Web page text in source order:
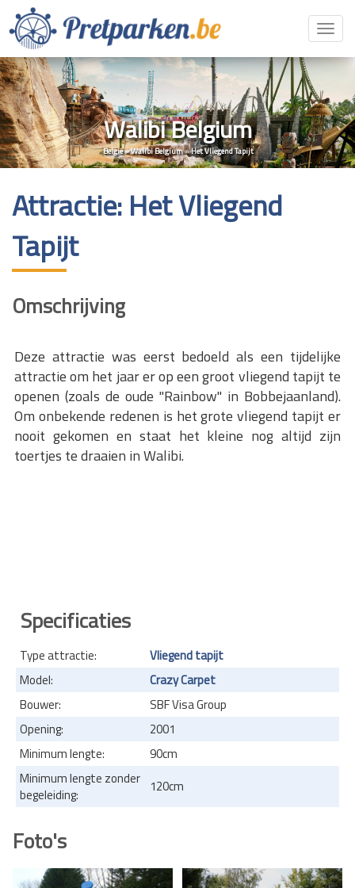
Walibi Belgium
België»Walibi Belgium»Het Vliegend Tapijt
Attractie: Het Vliegend
Tapijt
Omschrijving
Deze attractie was eerst bedoeld als een tijdelijke
attractie om het jaar er op een groot vliegend tapijt te
openen (zoals de oude "Rainbow" in Bobbejaanland).
Om onbekende redenen is het grote vliegend tapijt er
nooit gekomen en staat het kleine nog altijd zijn
toertjes te draaien in Walibi.
Specificaties
Type attractie:
Vliegend tapijt
Model:
Crazy Carpet
Bouwer:
SBF Visa Group
Opening:
2001
Minimum lengte:
90cm
Minimum lengte zonder
begeleiding:
120cm
Foto's